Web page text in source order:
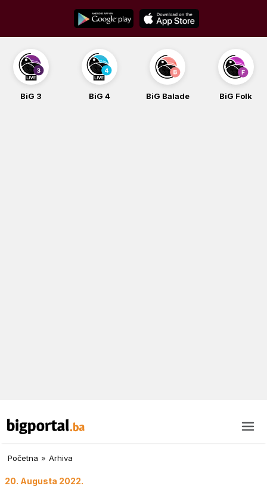
content
BiG 3 BiG 4 BiG Balade BiG Folk
Početna » Arhiva
20. Augusta 2022.